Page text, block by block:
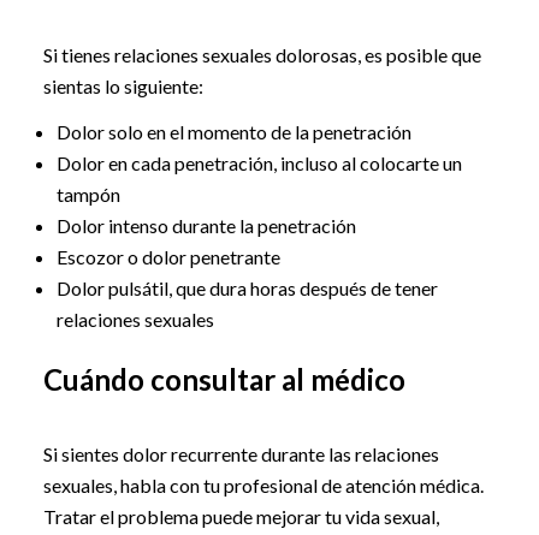
Si tienes relaciones sexuales dolorosas, es posible que
sientas lo siguiente:
Dolor solo en el momento de la penetración
Dolor en cada penetración, incluso al colocarte un
tampón
Dolor intenso durante la penetración
Escozor o dolor penetrante
Dolor pulsátil, que dura horas después de tener
relaciones sexuales
Cuándo consultar al médico
Si sientes dolor recurrente durante las relaciones
sexuales, habla con tu profesional de atención médica.
Tratar el problema puede mejorar tu vida sexual,